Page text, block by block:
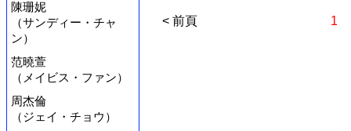
陳珊妮
（サンディー・チャ
ン）
范曉萱
（メイビス・ファン）
周杰倫
（ジェイ・チョウ）
< 前頁 1